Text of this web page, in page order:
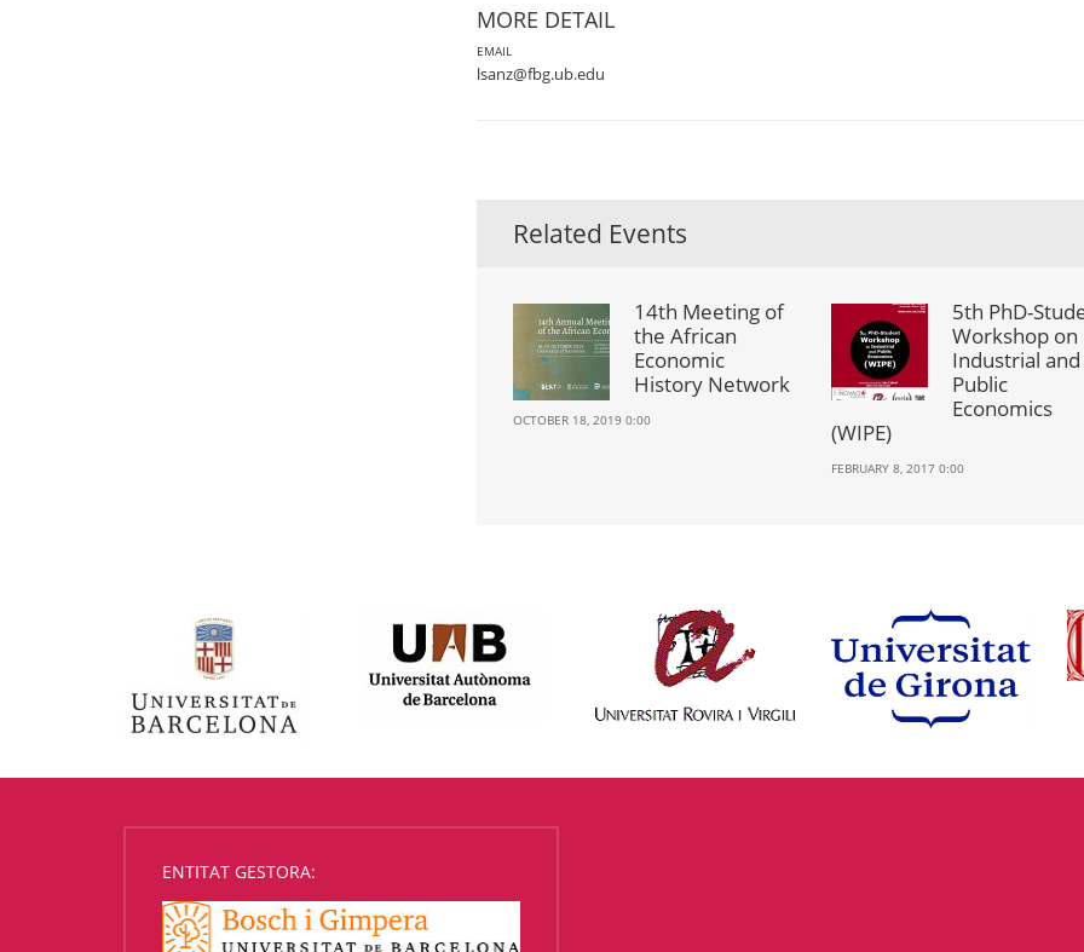
MORE DETAIL
EMAIL
lsanz@fbg.ub.edu
Related Events
14th Meeting of
the African
Economic
History Network
OCTOBER 18, 2019 0:00
5th PhD-
Workshop on
Industrial and
Public
Economics
(WIPE)
FEBRUARY 8, 2017 0:00
ENTITAT GESTORA: